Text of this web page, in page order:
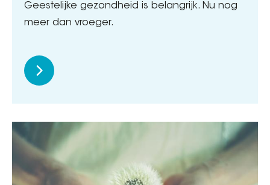
Geestelijke gezondheid is belangrijk. Nu nog
meer dan vroeger.